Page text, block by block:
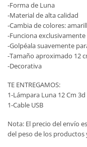
-Forma de Luna
-Material de alta calidad
-Cambia de colores:
-Funciona
-Golpéala suavemente
-Tamaño aproximado 12
-Decorativa
TE ENTREGAMOS:
1-Lámpara Luna 12 Cm
1-Cable USB
Nota: El precio del envío
del peso de los